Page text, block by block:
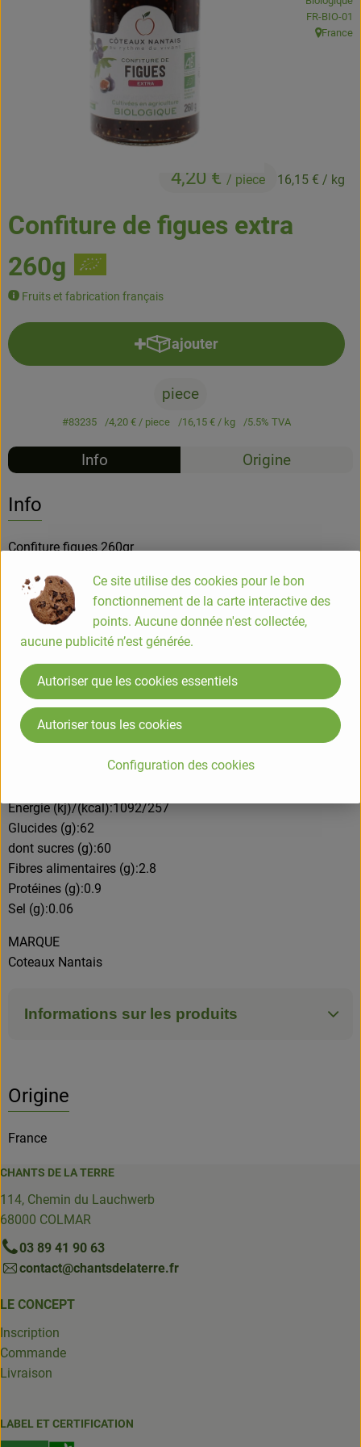
Accessoires et divers
Cosmétique et hygiène
Confiture de figues extra
260g
Fruits et fabrication français
4,20 € / piece 16,15 € / kg
, Autorité
FR-BIO-01
, Origine:
France
ajouter
Ajouter le produit au panier
piece
#83235 4,20 € / piece 16,15 € / kg 5.5% TVA
Info Origine
Info
Confiture figues 260gr
Une confiture de figues savoureuse avec quelques morceaux
qui restituent à merveille le goût de la figue fraîche et mûre,
aux petits grains subtils et croquants. Délicieuse sur une
tartine de pain d'épice pour accompagner foie gras et
fromages.
COMPOSITION
figues*, sucre de canne*, jus de citrons concentré* *issus de
Energie (kj)/(kcal):1092/257
Glucides (g):62
dont sucres (g):60
Fibres alimentaires (g):2.8
Protéines (g):0.9
Sel (g):0.06
MARQUE
Coteaux Nantais
Informations sur les produits
Origine
France
CHANTS DE LA TERRE
114, Chemin du Lauchwerb
68000 COLMAR
03 89 41 90 63
contact@chantsdelaterre.fr
LE CONCEPT
Inscription
Commande
Livraison
LABEL ET CERTIFICATION
Ce site utilise des cookies pour le bon
fonctionnement de la carte interactive des
points. Aucune donnée n'est collectée,
aucune publicité n’est générée.
Configuration des cookies
Autoriser que les cookies essentiels
Autoriser tous les cookies